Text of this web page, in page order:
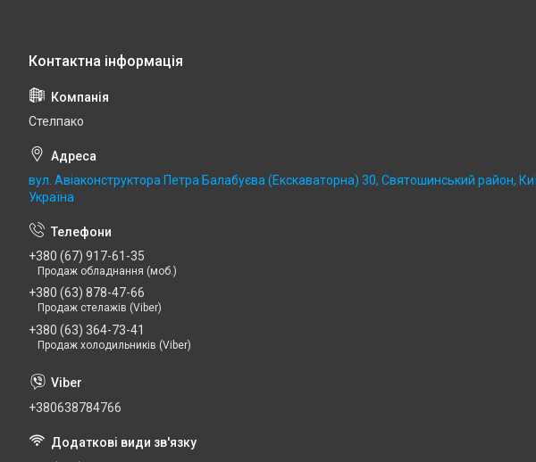
Стелпако
вул. Авіаконструктора Петра Балабуєва (Екскаваторна) 30, Святошинський район,
Україна
+380 (67) 917-61-35
Продаж обладнання (моб.)
+380 (63) 878-47-66
Продаж стелажів (Viber)
+380 (63) 364-73-41
Продаж холодильників (Viber)
+380638784766